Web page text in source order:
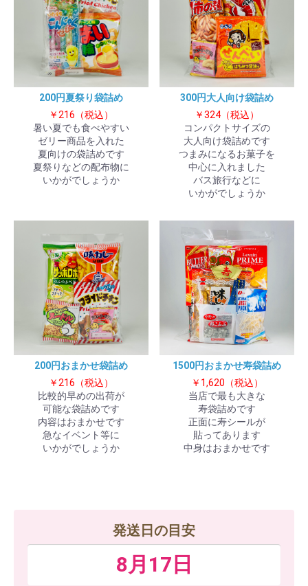
発送日の目安
8月17日
200円夏祭り袋詰め
￥216（税込）
暑い夏でも食べやすい
ゼリー商品を入れた
夏向けの袋詰めです
夏祭りなどの配布物に
いかがでしょうか
300円大人向け袋詰め
￥324（税込）
コンパクトサイズの
大人向け袋詰めです
つまみになるお菓子を
中心に入れました
バス旅行などに
いかがでしょうか
200円おまかせ袋詰め
￥216（税込）
比較的早めの出荷が
可能な袋詰めです
内容はおまかせです
急なイベント等に
いかがでしょうか
1500円おまかせ寿袋詰め
￥1,620（税込）
当店で最も大きな
寿袋詰めです
正面に寿シールが
貼ってあります
中身はおまかせです